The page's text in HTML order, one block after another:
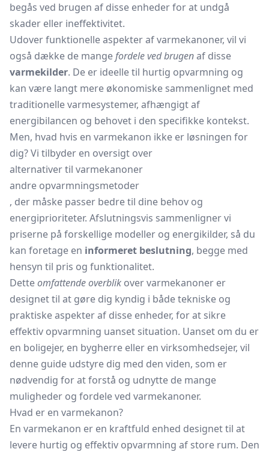
begås ved brugen af disse enheder for at undgå
skader eller ineffektivitet.
Udover funktionelle aspekter af varmekanoner, vil vi
også dække de mangefordele ved brugenaf disse
varmekilder. De er ideelle til hurtig opvarmning og
kan være langt mere økonomiske sammenlignet med
traditionelle varmesystemer, afhængigt af
energibilancen og behovet i den specifikke kontekst.
Men, hvad hvis en varmekanon ikke er løsningen for
dig? Vi tilbyder en oversigt over
alternativer til varmekanoner
andre opvarmningsmetoder
, der måske passer bedre til dine behov og
energiprioriteter. Afslutningsvis sammenligner vi
priserne på forskellige modeller og energikilder, så du
kan foretage en informeret beslutning, begge med
hensyn til pris og funktionalitet.
Detteomfattende overblik over varmekanoner er
designet til at gøre dig kyndig i både tekniske og
praktiske aspekter af disse enheder, for at sikre
effektiv opvarmning uanset situation. Uanset om du er
en boligejer, en bygherre eller en virksomhedsejer, vil
denne guide udstyre dig med den viden, som er
nødvendig for at forstå og udnytte de mange
muligheder og fordele ved varmekanoner.
Hvad er en varmekanon?
En varmekanon er en kraftfuld enhed designet til at
levere hurtig og effektiv opvarmning af store rum. Den